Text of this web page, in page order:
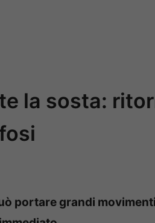
la sosta:
portare grandi